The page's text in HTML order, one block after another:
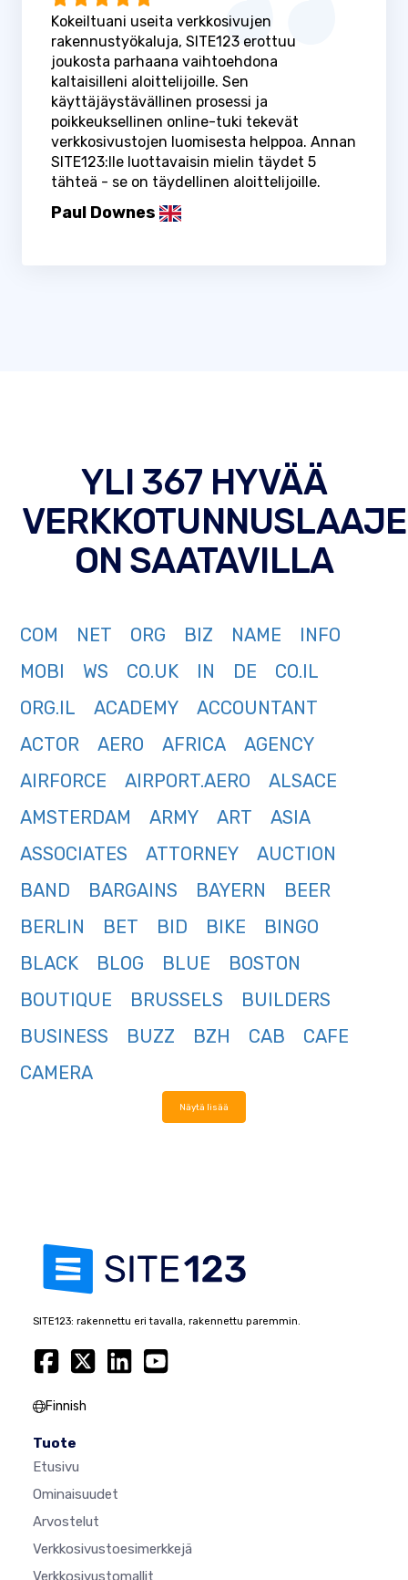
Kokeiltuani useita verkkosivujen
rakennustyökaluja, SITE123 erottuu
joukosta parhaana vaihtoehdona
kaltaisilleni aloittelijoille. Sen
käyttäjäystävällinen prosessi ja
poikkeuksellinen online-tuki tekevät
verkkosivustojen luomisesta helppoa. Annan
SITE123:lle luottavaisin mielin täydet 5
tähteä - se on täydellinen aloittelijoille.
Paul Downes
YLI 367 HYVÄÄ
ON SAATAVILLA
COM NET ORG BIZ NAME
INFO
MOBI
WS CO.UK IN DE
CO.IL
ORG.IL
ACADEMY
ACCOUNTANT
ACTOR
AERO AFRICA
AGENCY
AIRFORCE
AIRPORT.AERO
ALSACE
AMSTERDAM
ARMY ART
ASIA
ASSOCIATES
ATTORNEY
AUCTION
BAND
BARGAINS BAYERN
BEER
BERLIN
BET BID BIKE
BINGO
BLACK
BLOG BLUE
BOSTON
BOUTIQUE
BRUSSELS
BUILDERS
BUSINESS
BUZZ BZH CAB
CAFE
CAMERA
Näytä lisää
SITE123: rakennettu eri tavalla, rakennettu paremmin.
Finnish
Tuote
Etusivu
Ominaisuudet
Arvostelut
Verkkosivustoesimerkkejä
Verkkosivustomallit